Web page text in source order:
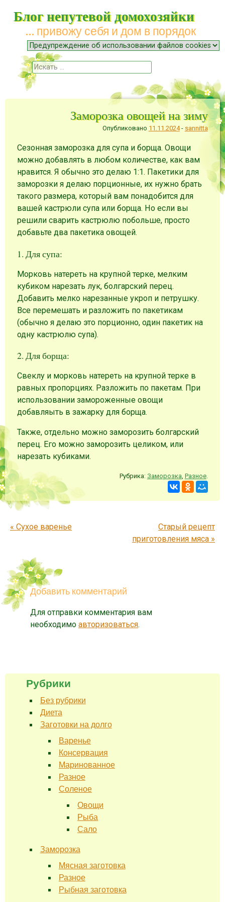
Блог непутевой домохозяйки
… привожу себя и дом в порядок
Меню
Наверх
Поиск
Заморозка овощей на зиму
Опубликовано 11.11.2024- sannitta
Сезонная заморозка для супа и борща. Овощи
можно добавлять в любом количестве, как вам
нравится. Я обычно это делаю 1:1. Пакетики для
заморозки я делаю порционные, их нужно брать
такого размера, который вам понадобится для
вашей кастрюли супа или борща. Но если вы
решили сварить кастрюлю побольше, просто
добавьте два пакетика овощей.
1. Для супа:
Морковь натереть на крупной терке, мелким
кубиком нарезать лук, болгарский перец.
Добавить мелко нарезанные укроп и петрушку.
Все перемешать и разложить по пакетикам
(обычно я делаю это порционно, один пакетик на
одну кастрюлю супа).
2. Для борща:
Свеклу и морковь натереть на крупной терке в
равных пропорциях. Разложить по пакетам. При
использовании замороженные овощи
добавляыть в зажарку для борща.
Также, отдельно можно заморозить болгарский
перец. Его можно заморозить целиком, или
нарезать кубиками.
Рубрика: Заморозка Разное.
Запись навигация
« Сухое варенье
Старый рецепт
приготовления мяса »
Добавить комментарий
Для отправки комментария вам
необходимо авторизоваться.
Рубрики
Без рубрики
Диета
Заготовки на долго
Варенье
Консервация
Маринованное
Разное
Соленое
Овощи
Рыба
Сало
Заморозка
Мясная заготовка
Разное
Рыбная заготовка